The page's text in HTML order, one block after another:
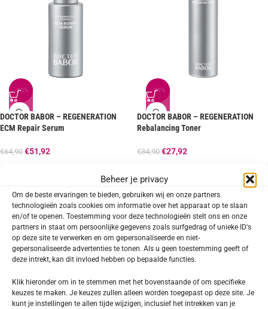
Beheer je privacy
Om de beste ervaringen te bieden, gebruiken wij en onze partners
technologieën zoals cookies om informatie over het apparaat op te slaan
en/of te openen. Toestemming voor deze technologieën stelt ons en onze
partners in staat om persoonlijke gegevens zoals surfgedrag of unieke ID's
op deze site te verwerken en om gepersonaliseerde en niet-
gepersonaliseerde advertenties te tonen. Als u geen toestemming geeft of
deze intrekt, kan dit invloed hebben op bepaalde functies.
Klik hieronder om in te stemmen met het bovenstaande of om specifieke
keuzes te maken. Je keuzes zullen alleen worden toegepast op deze site. Je
kunt je instellingen te allen tijde wijzigen, inclusief het intrekken van je
-20%
DOCTOR BABOR – REGENERATION
ECM Repair Serum
€64,90 €51,92
-20%
DOCTOR BABOR – REGENERATION
Rebalancing Toner
€34,90 €27,92
-20% -20%